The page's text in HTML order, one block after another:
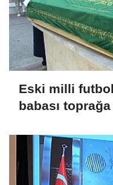
Eski milli
babası